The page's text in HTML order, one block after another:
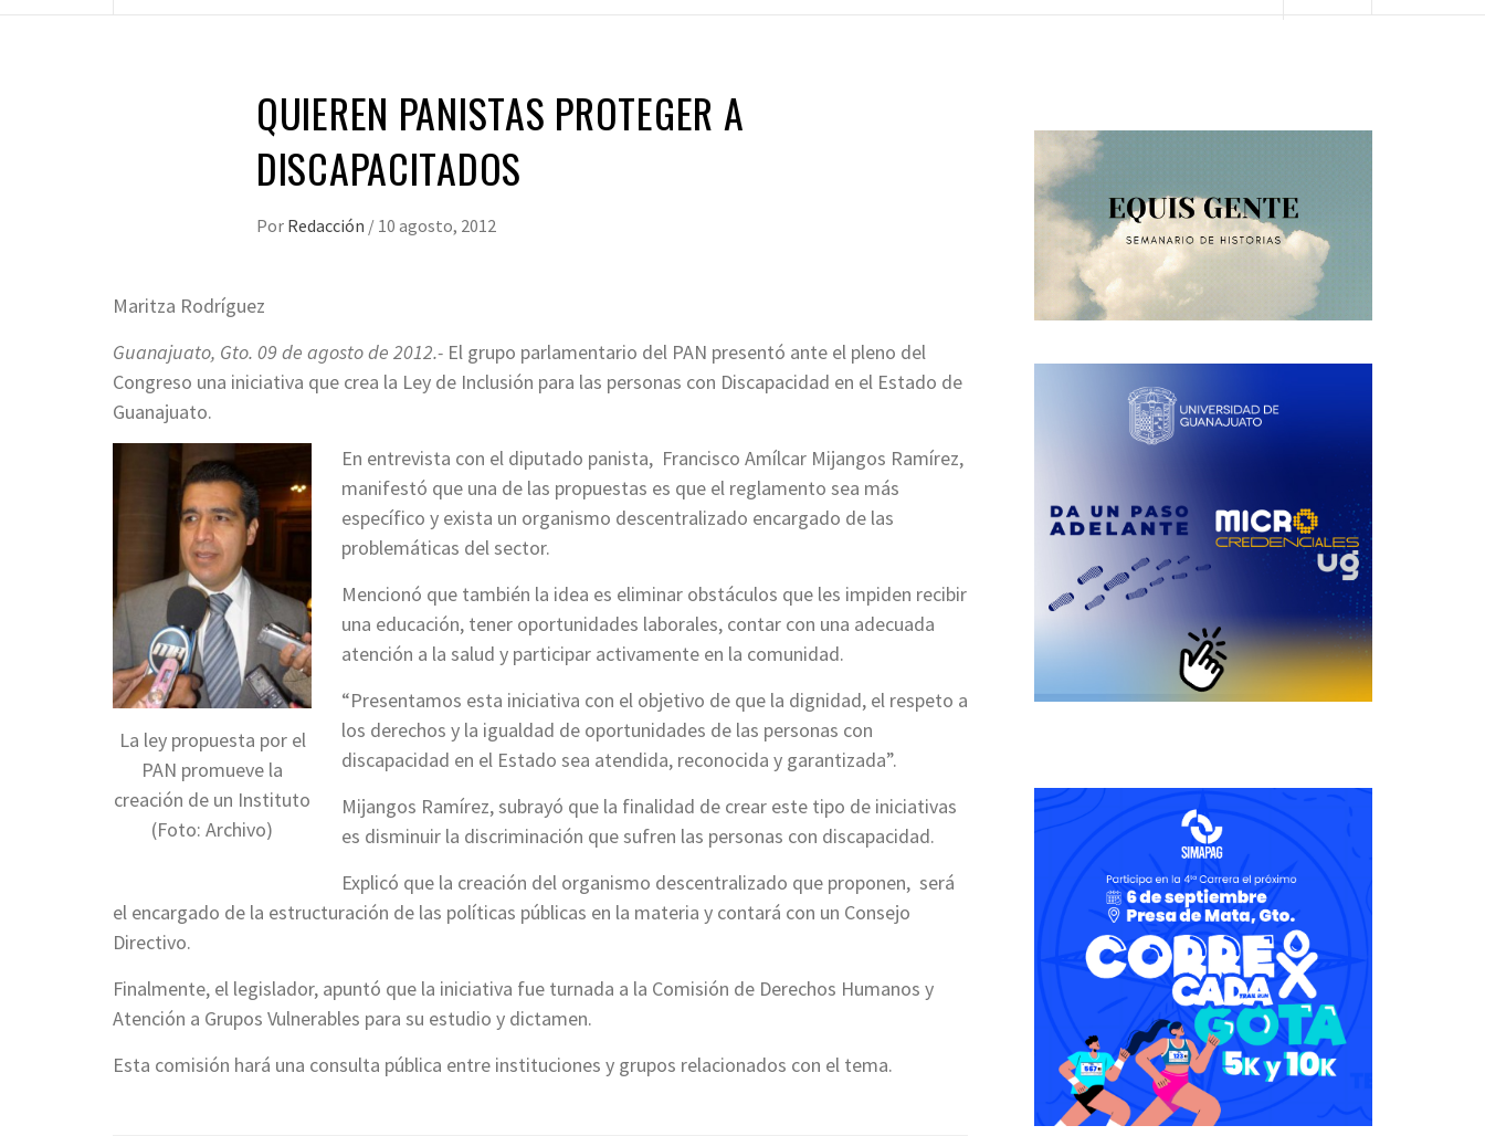
QUIEREN PANISTAS PROTEGER A
DISCAPACITADOS
Por Redacción / 10 agosto, 2012
Maritza Rodríguez
Guanajuato, Gto. 09 de agosto de 2012.- El grupo parlamentario del PAN presentó ante el pleno del
Congreso una iniciativa que crea la Ley de Inclusión para las personas con Discapacidad en el Estado de
Guanajuato.
La ley propuesta por el
PAN promueve la
creación de un Instituto
(Foto: Archivo)
En entrevista con el diputado panista, Francisco Amílcar Mijangos Ramírez,
manifestó que una de las propuestas es que el reglamento sea más
específico y exista un organismo descentralizado encargado de las
problemáticas del sector.
Mencionó que también la idea es eliminar obstáculos que les impiden recibir
una educación, tener oportunidades laborales, contar con una adecuada
atención a la salud y participar activamente en la comunidad.
“Presentamos esta iniciativa con el objetivo de que la dignidad, el respeto a
los derechos y la igualdad de oportunidades de las personas con
discapacidad en el Estado sea atendida, reconocida y garantizada”.
Mijangos Ramírez, subrayó que la finalidad de crear este tipo de iniciativas
es disminuir la discriminación que sufren las personas con discapacidad.
Explicó que la creación del organismo descentralizado que proponen, será
el encargado de la estructuración de las políticas públicas en la materia y contará con un Consejo
Directivo.
Finalmente, el legislador, apuntó que la iniciativa fue turnada a la Comisión de Derechos Humanos y
Atención a Grupos Vulnerables para su estudio y dictamen.
Esta comisión hará una consulta pública entre instituciones y grupos relacionados con el tema.